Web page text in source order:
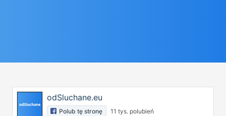
odSluchane.eu
Polub tę stronę 11 tys. polubień